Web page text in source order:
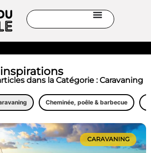
dans la Catégorie : Caravaning
Cheminée, poêle & barbecue
CARAVANING